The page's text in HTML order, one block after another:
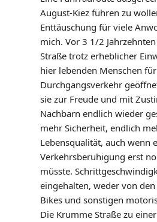
August-Kiez führen zu
Enttäuschung für viele
mich. Vor 3 1/2
Straße trotz erheblicher
hier lebenden Menschen
Durchgangsverkehr
sie zur Freude und mit
Nachbarn endlich wieder
mehr Sicherheit, endlich
Lebensqualität, auch wenn
Verkehrsberuhigung erst
müsste.
eingehalten, weder von den
Bikes und sonstigen
Die Krumme Straße zu